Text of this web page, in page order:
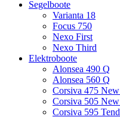
Segelboote
Varianta 18
Focus 750
Nexo First
Nexo Third
Elektroboote
Alonsea 490 Q
Alonsea 560 Q
Corsiva 475
Corsiva 505
Corsiva 595